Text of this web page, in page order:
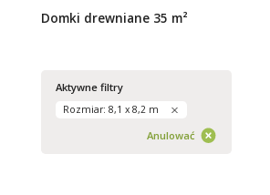
Domki drewniane 35 m²
Aktywne filtry
Rozmiar: 8,1 x 8,2 m
Anulować